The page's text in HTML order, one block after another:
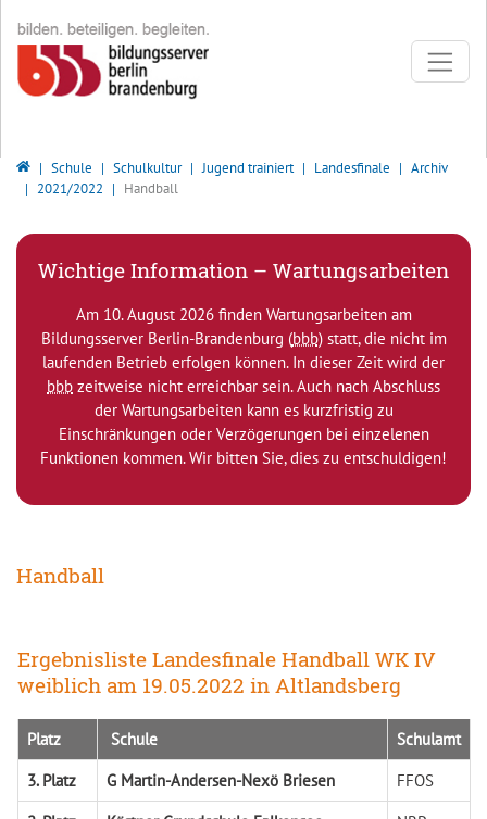
Bildungsserver Berlin - Brandenburg
Schule Schulkultur Jugend trainiert Landesfinale
Archiv
2021/2022
Handball
Wichtige Information – Wartungsarbeiten
Am 10. August 2026 finden Wartungsarbeiten am
Bildungsserver Berlin-Brandenburg (bbb) statt, die nicht im
laufenden Betrieb erfolgen können. In dieser Zeit wird der
bbb zeitweise nicht erreichbar sein. Auch nach Abschluss
der Wartungsarbeiten kann es kurzfristig zu
Einschränkungen oder Verzögerungen bei einzelenen
Funktionen kommen. Wir bitten Sie, dies zu entschuldigen!
Handball
Ergebnisliste Landesfinale Handball WK IV
weiblich am 19.05.2022 in Altlandsberg
Platz Schule
Schulamt
3. Platz
G Martin-Andersen-Nexö Briesen
FFOS